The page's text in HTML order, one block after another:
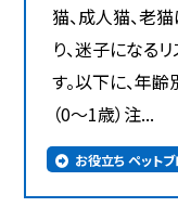
猫、成人猫、老
り、迷子になる
す。以下に、年
（0～1歳）注...
お役立ち ペット